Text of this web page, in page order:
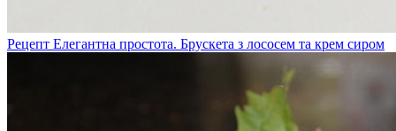
Рецепт Елегантна простота. Брускета з лососем та крем сиром